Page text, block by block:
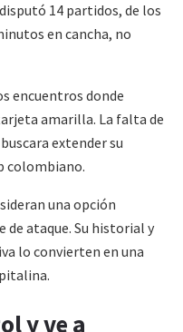
14 partidos, de los
en cancha, no
encuentros donde
amarilla. La falta de
extender su
colombiano.
una opción
ataque. Su historial y
lo convierten en una
y ve a